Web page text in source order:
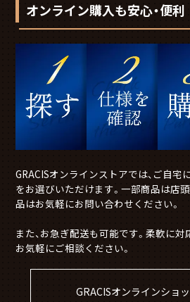
オンライン購入も安心・便利
GRACISオンラインストアでは、ご自
をお選びいただけます。一部商品は店
品はお気軽にお問い合わせください。
また、お急ぎ配送も可能です。柔軟に
お気軽にご相談ください。
GRACISオンラインショ